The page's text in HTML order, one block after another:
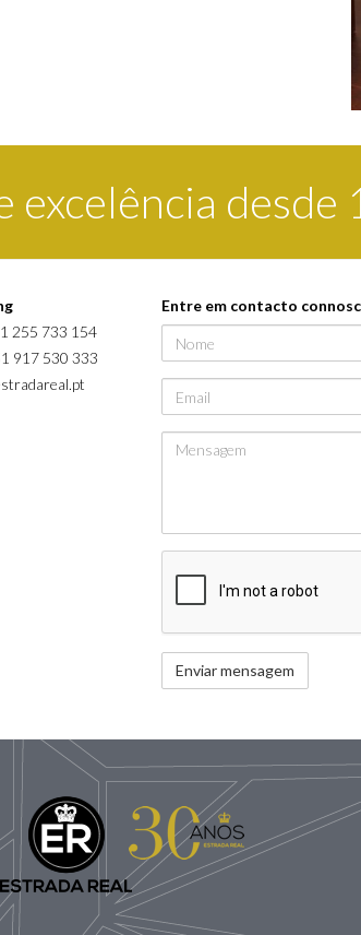
excelência desde
255 733 154
917 530 333
Entre em contacto
Nome
Email
Mensagem